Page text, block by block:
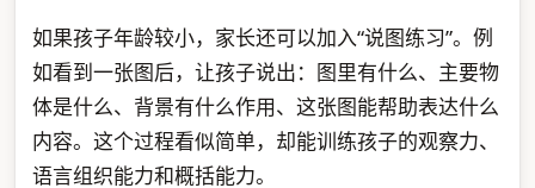
如果孩子年龄较小，家长还可以加入“说图练习”。例
如看到一张图后，让孩子说出：图里有什么、主要物
体是什么、背景有什么作用、这张图能帮助表达什么
内容。这个过程看似简单，却能训练孩子的观察力、
语言组织能力和概括能力。